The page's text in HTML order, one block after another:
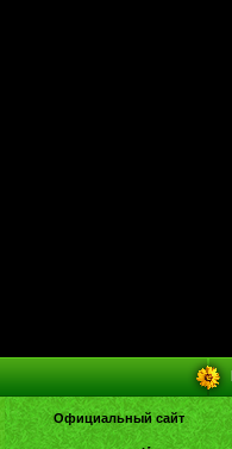
Официальный сайт